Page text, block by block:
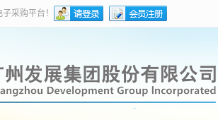
采购平台！